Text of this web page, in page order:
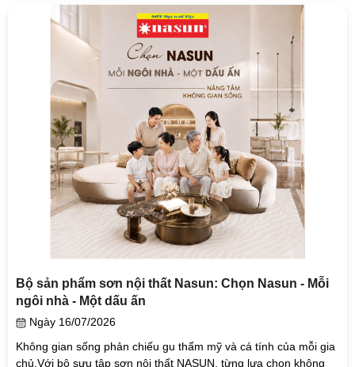
Bộ sản phẩm sơn nội thất Nasun: Chọn Nasun - Mỗi
ngôi nhà - Một dấu ấn
Ngày 16/07/2026
Không gian sống phản chiếu gu thẩm mỹ và cá tính của mỗi gia
chủ.Với bộ sưu tập sơn nội thất NASUN, từng lựa chọn không